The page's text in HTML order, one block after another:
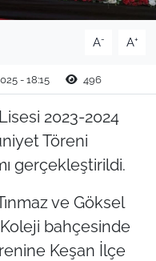
A- A+
- 18:15 496
2023-2024
Töreni
gerçekleştirildi.
ve Göksel
Koleji bahçesinde
Keşan İlçe